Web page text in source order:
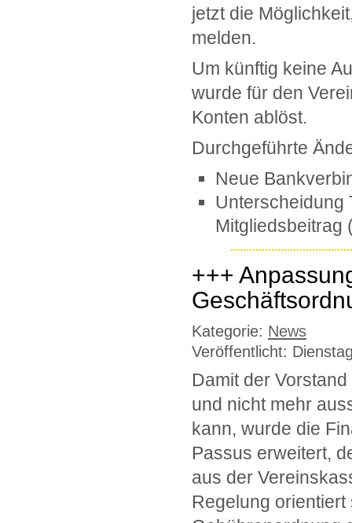
jetzt die
melden.
Um künftig keine
wurde für den
Konten ablöst.
Durchgeführte
Neue
Unterscheidung
Mitgliedsbeitrag
+++
Kategorie: News
Veröffentlicht:
Damit der
und nicht mehr
kann, wurde die
Passus erweitert,
aus der
Regelung